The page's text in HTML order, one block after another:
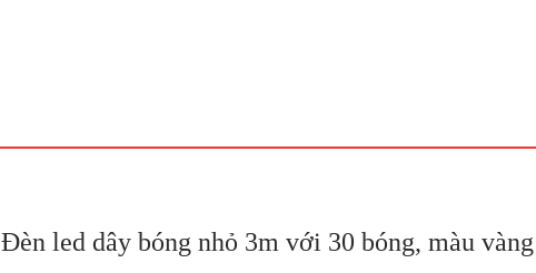
Đèn led dây bóng nhỏ 3m với 30 bóng, màu